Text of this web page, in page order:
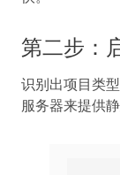
第二步：
识别出项目类
服务器来提供